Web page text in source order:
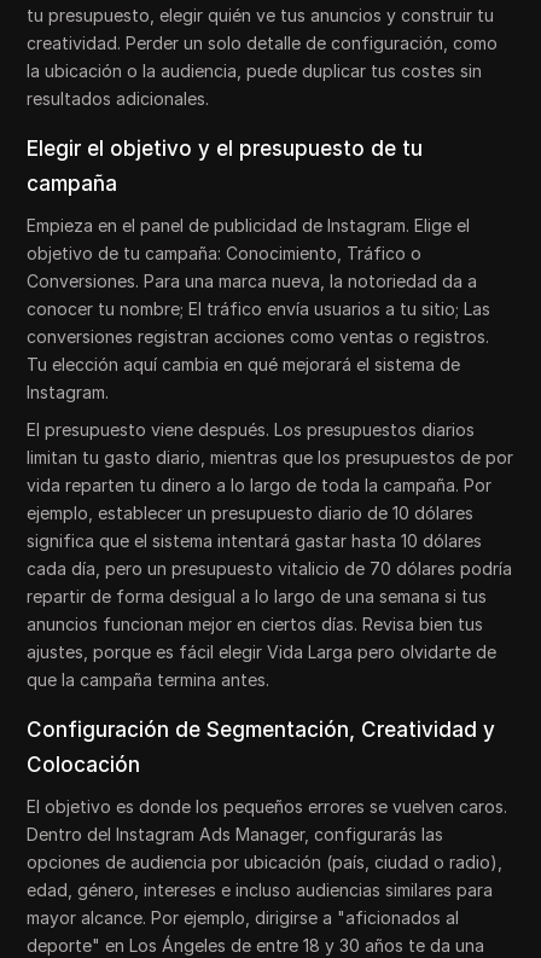
tu presupuesto, elegir quién ve tus anuncios y construir tu
creatividad. Perder un solo detalle de configuración, como
la ubicación o la audiencia, puede duplicar tus costes sin
resultados adicionales.
Elegir el objetivo y el presupuesto de tu
campaña
Empieza en el panel de publicidad de Instagram. Elige el
objetivo de tu campaña: Conocimiento, Tráfico o
Conversiones. Para una marca nueva, la notoriedad da a
conocer tu nombre; El tráfico envía usuarios a tu sitio; Las
conversiones registran acciones como ventas o registros.
Tu elección aquí cambia en qué mejorará el sistema de
Instagram.
El presupuesto viene después. Los presupuestos diarios
limitan tu gasto diario, mientras que los presupuestos de por
vida reparten tu dinero a lo largo de toda la campaña. Por
ejemplo, establecer un presupuesto diario de 10 dólares
significa que el sistema intentará gastar hasta 10 dólares
cada día, pero un presupuesto vitalicio de 70 dólares podría
repartir de forma desigual a lo largo de una semana si tus
anuncios funcionan mejor en ciertos días. Revisa bien tus
ajustes, porque es fácil elegir Vida Larga pero olvidarte de
que la campaña termina antes.
Configuración de Segmentación, Creatividad y
Colocación
El objetivo es donde los pequeños errores se vuelven caros.
Dentro del Instagram Ads Manager, configurarás las
opciones de audiencia por ubicación (país, ciudad o radio),
edad, género, intereses e incluso audiencias similares para
mayor alcance. Por ejemplo, dirigirse a "aficionados al
deporte" en Los Ángeles de entre 18 y 30 años te da una